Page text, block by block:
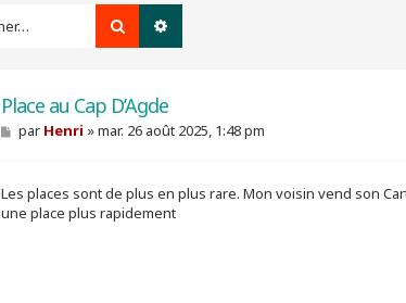
Rechercher
Place au Cap D’Agde
M
e
a
g
par Henri »mar. 26 août 2025, 1:48 pm
Les places sont de plus en plus rare. Mon voisin vend son
une place plus rapidement